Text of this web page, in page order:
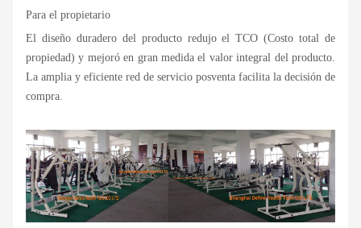
Para el propietario
El diseño duradero del producto redujo el TCO (Costo total de
propiedad) y mejoró en gran medida el valor integral del producto.
La amplia y eficiente red de servicio posventa facilita la decisión de
compra.